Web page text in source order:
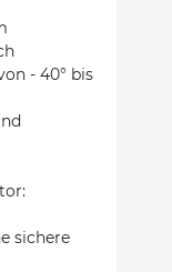
- 40° bis
sichere